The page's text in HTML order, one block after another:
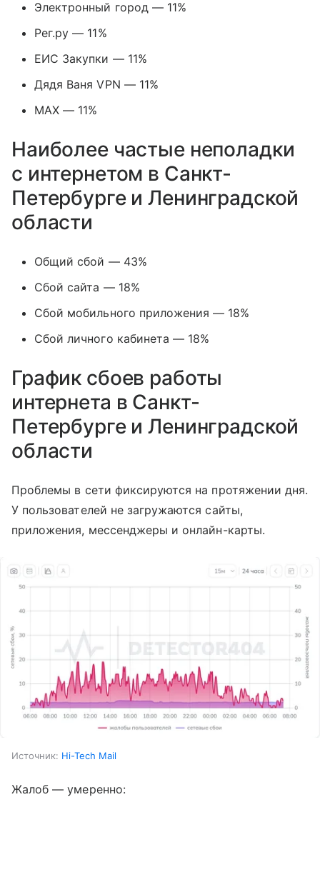
Электронный город — 11%
Рег.ру — 11%
ЕИС Закупки — 11%
Дядя Ваня VPN — 11%
MAX — 11%
Наиболее частые неполадки
с интернетом в Санкт-
Петербурге и Ленинградской
области
Общий сбой — 43%
Сбой сайта — 18%
Сбой мобильного приложения — 18%
Сбой личного кабинета — 18%
График сбоев работы
интернета в Санкт-
Петербурге и Ленинградской
области
Проблемы в сети фиксируются на протяжении дня.
У пользователей не загружаются сайты,
приложения, мессенджеры и онлайн-карты.
Источник: Hi-Tech Mail
Жалоб — умеренно: